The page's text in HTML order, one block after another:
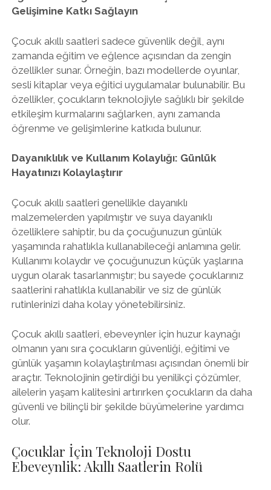
Gelişimine Katkı Sağlayın
Çocuk akıllı saatleri sadece güvenlik değil, aynı
zamanda eğitim ve eğlence açısından da zengin
özellikler sunar. Örneğin, bazı modellerde oyunlar,
sesli kitaplar veya eğitici uygulamalar bulunabilir. Bu
özellikler, çocukların teknolojiyle sağlıklı bir şekilde
etkileşim kurmalarını sağlarken, aynı zamanda
öğrenme ve gelişimlerine katkıda bulunur.
Dayanıklılık ve Kullanım Kolaylığı: Günlük
Hayatınızı Kolaylaştırır
Çocuk akıllı saatleri genellikle dayanıklı
malzemelerden yapılmıştır ve suya dayanıklı
özelliklere sahiptir, bu da çocuğunuzun günlük
yaşamında rahatlıkla kullanabileceği anlamına gelir.
Kullanımı kolaydır ve çocuğunuzun küçük yaşlarına
uygun olarak tasarlanmıştır; bu sayede çocuklarınız
saatlerini rahatlıkla kullanabilir ve siz de günlük
rutinlerinizi daha kolay yönetebilirsiniz.
Çocuk akıllı saatleri, ebeveynler için huzur kaynağı
olmanın yanı sıra çocukların güvenliği, eğitimi ve
günlük yaşamın kolaylaştırılması açısından önemli bir
araçtır. Teknolojinin getirdiği bu yenilikçi çözümler,
ailelerin yaşam kalitesini artırırken çocukların da daha
güvenli ve bilinçli bir şekilde büyümelerine yardımcı
olur.
Çocuklar İçin Teknoloji Dostu
Ebeveynlik: Akıllı Saatlerin Rolü